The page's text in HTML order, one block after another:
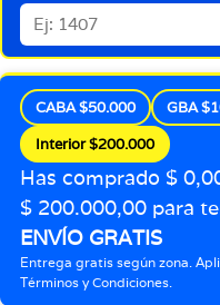
CABA $50.000
GBA
Interior $200.000
Has comprado $
$ 200.000,00 para
ENVÍO GRATIS
Entrega gratis según zona.
Términos y Condiciones.